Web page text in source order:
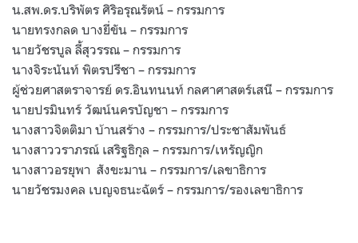
น.สพ.ดร.บริพัตร ศิริอรุณรัตน์ – กรรมการ
นายทรงกลด บางยี่ขัน – กรรมการ
นายวัชรบูล ลี้สุวรรณ – กรรมการ
นางจิระนันท์ พิตรปรีชา – กรรมการ
ผู้ช่วยศาสตราจารย์ ดร.อินทนนท์ กลศาศาสตร์เสนี – กรรมการ
นายปรมินทร์ วัฒน์นครบัญชา – กรรมการ
นางสาวจิตติมา บ้านสร้าง – กรรมการ/ประชาสัมพันธ์
นางสาววราภรณ์ เสริฐธิกุล – กรรมการ/เหรัญญิก
นางสาวอรยุพา สังขะมาน – กรรมการ/เลขาธิการ
นายวัชรมงคล เบญจธนะฉัตร์ – กรรมการ/รองเลขาธิการ